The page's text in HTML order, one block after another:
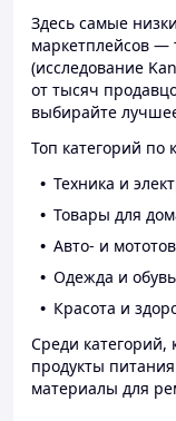
Здесь самые
маркетплейсов —
(исследование
от тысяч
выбирайте
Топ категорий по
Техника и
Товары для
Авто- и
Одежда и обувь
Красота и
Среди категорий,
продукты
материалы для